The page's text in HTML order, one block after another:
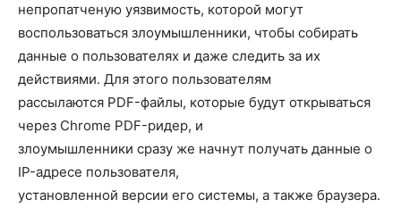
непропатченую уязвимость, которой могут
воспользоваться злоумышленники, чтобы собирать
данные о пользователях и даже следить за их
действиями. Для этого пользователям
рассылаются PDF-файлы, которые будут открываться
через Chrome PDF-ридер, и
злоумышленники сразу же начнут получать данные о
IP-адресе пользователя,
установленной версии его системы, а также браузера.